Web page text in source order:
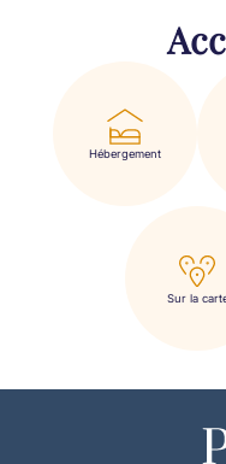
Hébergement
Sur la